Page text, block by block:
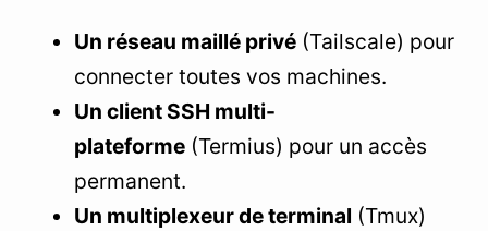
Un réseau maillé privé (Tailscale) pour
connecter toutes vos machines.
Un client SSH multi-
plateforme (Termius) pour un accès
permanent.
Un multiplexeur de terminal (Tmux)